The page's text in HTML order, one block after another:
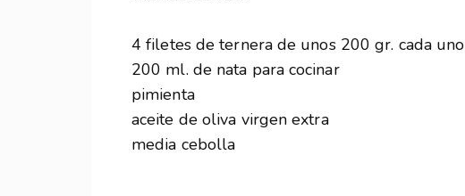
4 filetes de ternera de unos 200 gr. cada uno
200 ml. de nata para cocinar
pimienta
aceite de oliva virgen extra
media cebolla